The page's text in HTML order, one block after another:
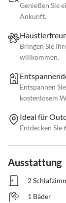
Genießen Sie
Ankunft.
Bringen Sie
willkommen.
Entspannen
kostenlosem
Ideal für
Entdecken
Ausstattung
2
1 Bäder